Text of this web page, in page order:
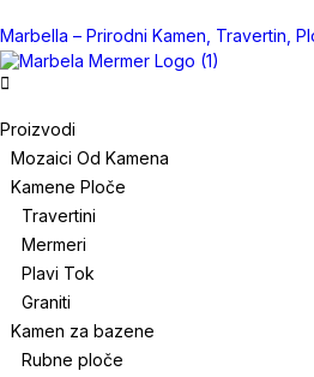
Marbella – Prirodni Kamen, Travertin,
Proizvodi
Mozaici Od Kamena
Kamene Ploče
Travertini
Mermeri
Plavi Tok
Graniti
Kamen za bazene
Rubne ploče